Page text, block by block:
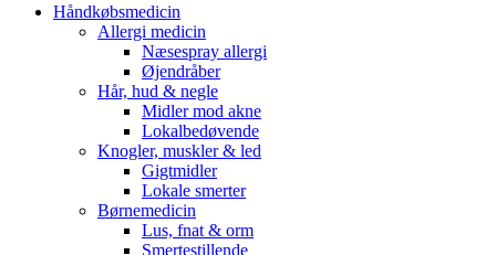
Håndkøbsmedicin
Allergi medicin
Næsespray allergi
Øjendråber
Hår, hud & negle
Midler mod akne
Lokalbedøvende
Knogler, muskler & led
Gigtmidler
Lokale smerter
Børnemedicin
Lus, fnat & orm
Smertestillende